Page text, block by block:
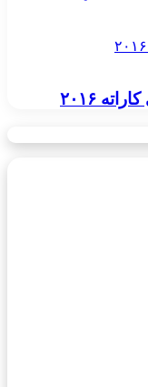
۲۰۱۶